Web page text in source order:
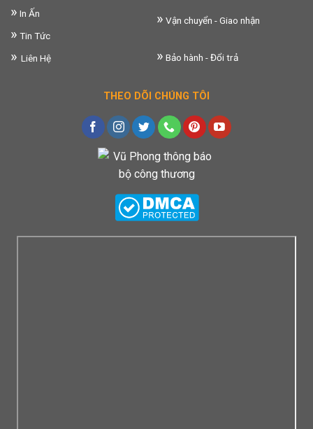
» In Ấn
» Tin Tức
» Liên Hệ
» Vận chuyển - Giao nhận
» Bảo hành - Đổi trả
THEO DÕI CHÚNG TÔI